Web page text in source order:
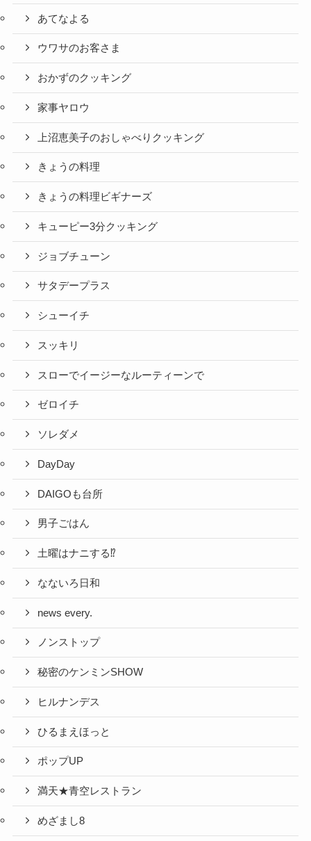
あてなよる
ウワサのお客さま
おかずのクッキング
家事ヤロウ
上沼恵美子のおしゃべりクッキング
きょうの料理
きょうの料理ビギナーズ
キューピー3分クッキング
ジョブチューン
サタデープラス
シューイチ
スッキリ
スローでイージーなルーティーンで
ゼロイチ
ソレダメ
DayDay
DAIGOも台所
男子ごはん
土曜はナニする⁉
なないろ日和
news every.
ノンストップ
秘密のケンミンSHOW
ヒルナンデス
ひるまえほっと
ポップUP
満天★青空レストラン
めざまし8